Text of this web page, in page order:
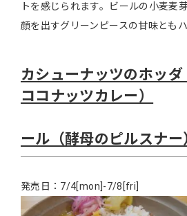
トを感じられます。ビールの小麦麦
顔を出すグリーンピースの甘味とも
カシューナッツのホッ
ココナッツカレー）
ール（酵母のピルスナー
発売日：7/4[mon]-7/8[fri]